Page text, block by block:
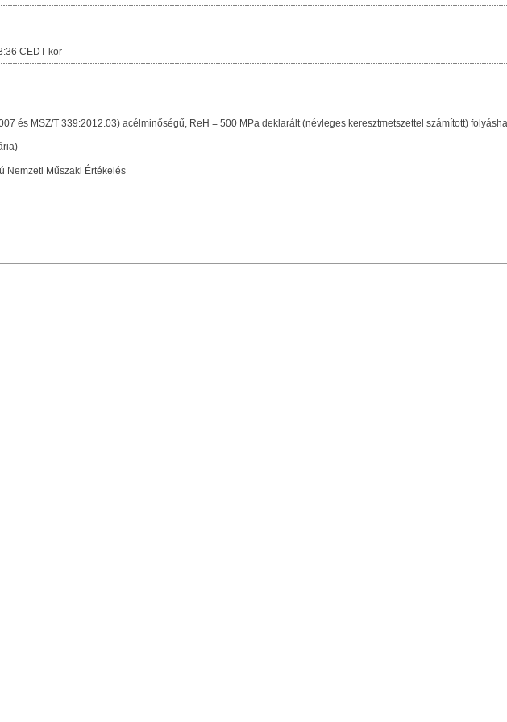
CEDT-kor
és MSZ/T 339:2012.03) acélminőségű, ReH = 500 MPa deklarált (névleges keresztmetszettel számított)
Nemzeti Műszaki Értékelés